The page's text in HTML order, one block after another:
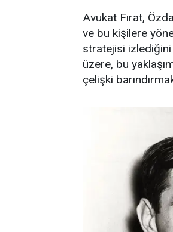
Avukat Fırat,
ve bu kişilere
stratejisi
üzere, bu
çelişki